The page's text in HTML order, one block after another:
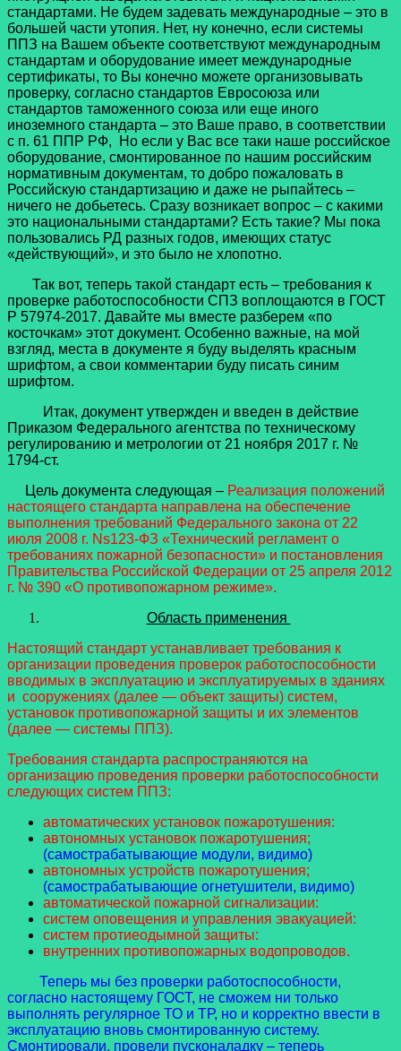
стандартами. Не будем задевать международные – это в
большей части утопия. Нет, ну конечно, если системы
ППЗ на Вашем объекте соответствуют международным
стандартам и оборудование имеет международные
сертификаты, то Вы конечно можете организовывать
проверку, согласно стандартов Евросоюза или
стандартов таможенного союза или еще иного
иноземного стандарта – это Ваше право, в соответствии
с п. 61 ППР РФ, Но если у Вас все таки наше российское
оборудование, смонтированное по нашим российским
нормативным документам, то добро пожаловать в
Российскую стандартизацию и даже не рыпайтесь –
ничего не добьетесь. Сразу возникает вопрос – с какими
это национальными стандартами? Есть такие? Мы пока
пользовались РД разных годов, имеющих статус
«действующий», и это было не хлопотно.
Так вот, теперь такой стандарт есть – требования к
проверке работоспособности СПЗ воплощаются в ГОСТ
Р 57974-2017. Давайте мы вместе разберем «по
косточкам» этот документ. Особенно важные, на мой
взгляд, места в документе я буду выделять красным
шрифтом, а свои комментарии буду писать синим
шрифтом.
Итак, документ утвержден и введен в действие
Приказом Федерального агентства по техническому
регулированию и метрологии от 21 ноября 2017 г. №
1794-ст.
Цель документа следующая – Реализация положений
настоящего стандарта направлена на обеспечение
выполнения требований Федерального закона от 22
июля 2008 г. Ns123-ФЗ «Технический регламент о
требованиях пожарной безопасности» и постановления
Правительства Российской Федерации от 25 апреля 2012
г. № 390 «О противопожарном режиме».
Область применения
Настоящий стандарт устанавливает требования к
организации проведения проверок работоспособности
вводимых в эксплуатацию и эксплуатируемых в зданиях
и сооружениях (далее — объект защиты) систем,
установок противопожарной защиты и их элементов
(далее — системы ППЗ).
Требования стандарта распространяются на
организацию проведения проверки работоспособности
следующих систем ППЗ:
автоматических установок пожаротушения:
автономных установок пожаротушения;
(самострабатывающие модули, видимо)
автономных устройств пожаротушения;
(самострабатывающие огнетушители, видимо)
автоматической пожарной сигнализации:
систем оповещения и управления эвакуацией:
систем протиеодымной защиты:
внутренних противопожарных водопроводов.
Теперь мы без проверки работоспособности,
согласно настоящему ГОСТ, не сможем ни только
выполнять регулярное ТО и ТР, но и корректно ввести в
эксплуатацию вновь смонтированную систему.
Смонтировали, провели пусконаладку – теперь